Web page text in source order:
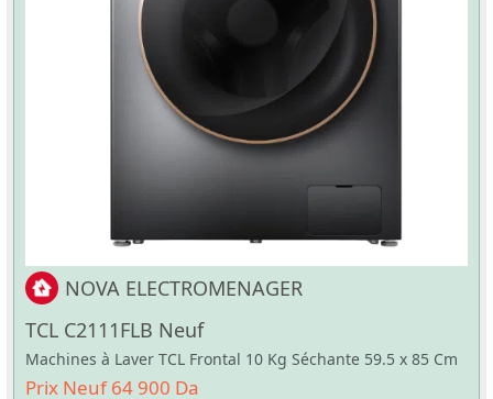
NOVA ELECTROMENAGER
TCL C2111FLB Neuf
Machines à Laver TCL Frontal 10 Kg Séchante 59.5 x 85 Cm
Prix Neuf 64 900 Da